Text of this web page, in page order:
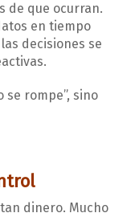
de que ocurran.
en tiempo
decisiones se
se rompe”, sino
dinero. Mucho